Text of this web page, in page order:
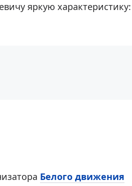
яркую характеристику:
Белого движения